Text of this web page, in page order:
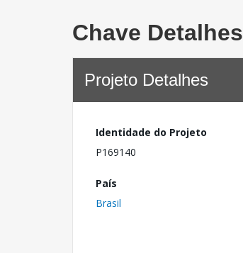
Chave Detalhes
Projeto Detalhes
Identidade do Projeto
P169140
País
Brasil